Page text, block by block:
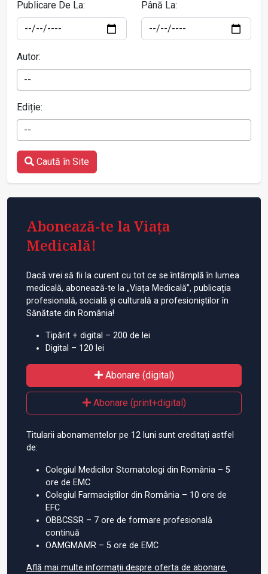
Publicare De La: Până La:
Autor:
--
Ediție:
--
Caută în Site
Abonează-te la Viața
Medicală!
Dacă vrei să fii la curent cu tot ce se întâmplă în lumea
medicală, abonează-te la „Viața Medicală”, publicația
profesională, socială și culturală a profesioniștilor în
Sănătate din România!
Tipărit + digital – 200 de lei
Digital – 120 lei
Abonare (digital)
Abonare (print+digital)
Titularii abonamentelor pe 12 luni sunt creditați astfel
de:
Colegiul Medicilor Stomatologi din România – 5
ore de EMC
Colegiul Farmaciștilor din România – 10 ore de
EFC
OBBCSSR – 7 ore de formare profesională
continuă
OAMGMAMR – 5 ore de EMC
Află mai multe informații despre oferta de abonare.